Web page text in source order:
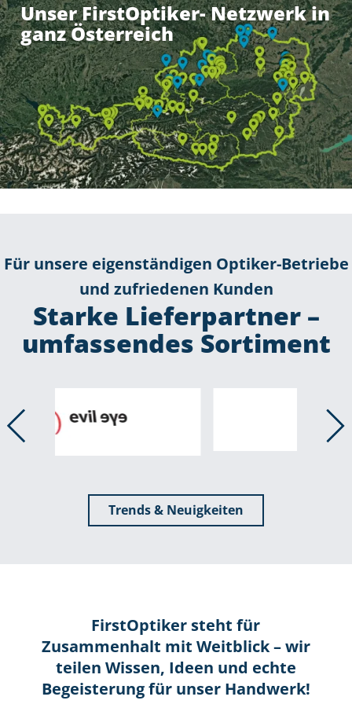
Unser FirstOptiker- Netzwerk in
ganz Österreich
Für unsere eigenständigen Optiker-Betriebe
und zufriedenen Kunden
Starke Lieferpartner –
umfassendes Sortiment
Trends & Neuigkeiten
FirstOptiker steht für
Zusammenhalt mit Weitblick – wir
teilen Wissen, Ideen und echte
Begeisterung für unser Handwerk!